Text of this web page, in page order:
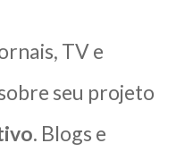
TV e
seu projeto
. Blogs e